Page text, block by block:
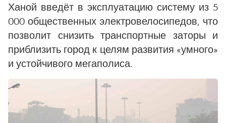
Ханой введёт в эксплуатацию систему из 5
000 общественных электровелосипедов, что
позволит снизить транспортные заторы и
приблизить город к целям развития «умного»
и устойчивого мегаполиса.